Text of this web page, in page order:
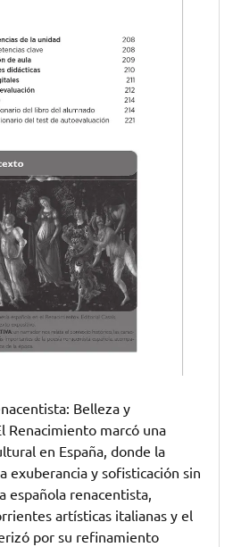
Belleza y
Renacimiento marcó una
en España, donde la
exuberancia y sofisticación sin
española renacentista,
artísticas italianas y el
por su refinamiento